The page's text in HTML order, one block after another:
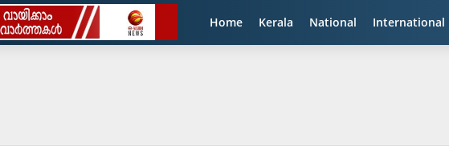
Home Kerala National International